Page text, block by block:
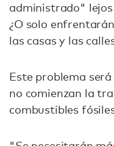
administrado" lejos
¿O solo
las casas y las
Este problema
no comienzan la
combustibles